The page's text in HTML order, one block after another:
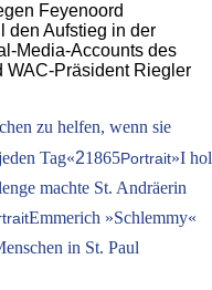
Feyenoord
den Aufstieg in der
Media-Accounts des
WAC-Präsident Riegler
zu helfen, wenn sie
Tag«21865Portrait»I hol
machte St. Andräerin
Emmerich »Schlemmy«
in St. Paul